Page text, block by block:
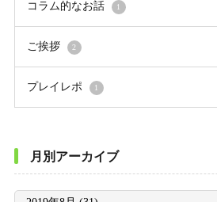
コラム的なお話 1
ご挨拶 2
プレイレポ 1
月別アーカイブ
月